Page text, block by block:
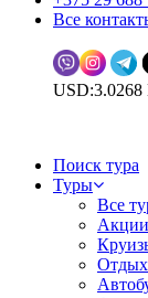
Все
USD:3.0268
Поиск тура
Туры
Все
Акции